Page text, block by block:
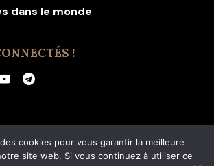
dans le monde
!
Dynastie. | Tous droits réservés.
cookies pour vous garantir la meilleure
site web. Si vous continuez à utiliser ce